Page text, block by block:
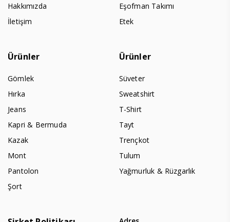
Hakkımızda
İletişim
Eşofman Takımı
Etek
Ürünler
Gömlek
Hırka
Jeans
Kapri & Bermuda
Kazak
Mont
Pantolon
Şort
Ürünler
Süveter
Sweatshirt
T-Shirt
Tayt
Trençkot
Tulum
Yağmurluk & Rüzgarlık